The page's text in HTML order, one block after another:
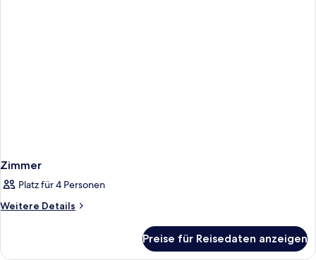
Zimmer
Platz für 4 Personen
Weitere Details
Weitere
Preise für Reisedaten anzeigen